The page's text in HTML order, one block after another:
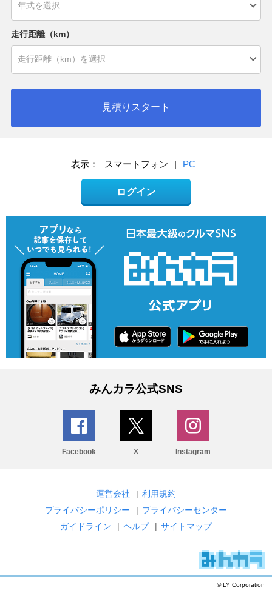
走行距離（km）
見積りスタート
表示： スマートフォン | PC
ログイン
みんカラ公式SNS
Facebook X Instagram
運営会社 | 利用規約
プライバシーポリシー
| プライバシーセンター
ガイドライン
| ヘルプ | サイトマップ
© LY Corporation